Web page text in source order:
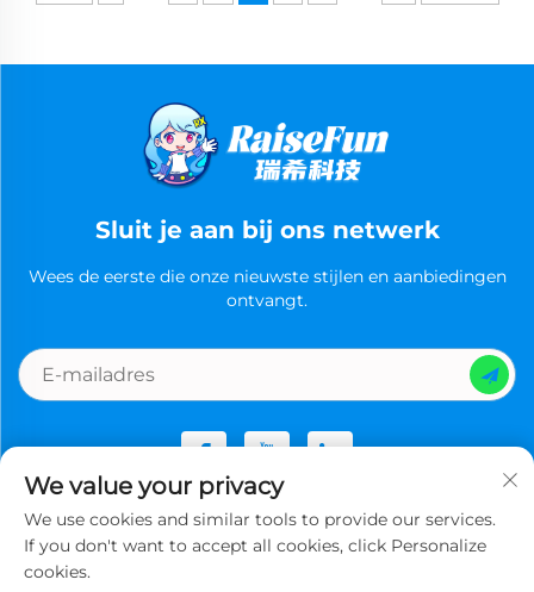
Sluit je aan bij ons netwerk
Wees de eerste die onze nieuwste stijlen en aanbiedingen
ontvangt.
Copyright © Guangzhou Ruixi Technology Co., Ltd.now All
We value your privacy
We use cookies and similar tools to provide our services.
If you don't want to accept all cookies, click Personalize
cookies.